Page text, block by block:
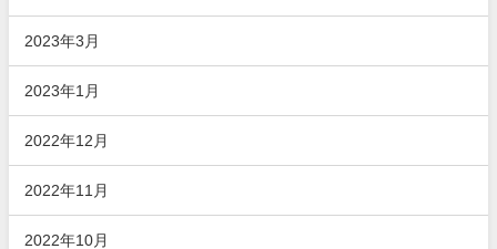
2023年3月
2023年1月
2022年12月
2022年11月
2022年10月